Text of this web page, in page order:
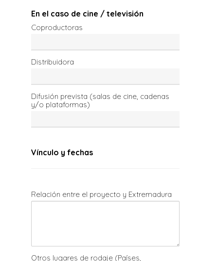
En el caso de cine / televisión
Coproductoras
Distribuidora
Difusión prevista (salas de cine, cadenas
y/o plataformas)
Vínculo y fechas
Relación entre el proyecto y Extremadura
Otros lugares de rodaje (Países,